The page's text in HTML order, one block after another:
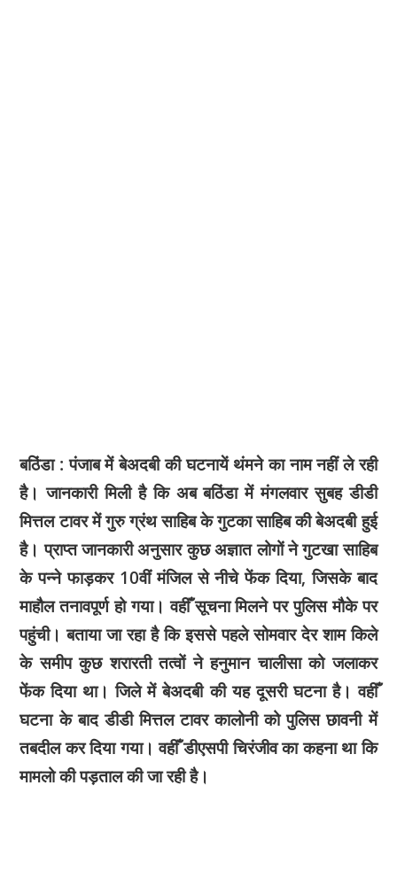
बठिंडा : पंजाब में बेअदबी की घटनायें थंमने का नाम नहीं ले रही
है। जानकारी मिली है कि अब बठिंडा में मंगलवार सुबह डीडी
मित्तल टावर में गुरु ग्रंथ साहिब के गुटका साहिब की बेअदबी हुई
है। प्राप्त जानकारी अनुसार कुछ अज्ञात लोगों ने गुटखा साहिब
के पन्ने फाड़कर 10वीं मंजिल से नीचे फेंक दिया, जिसके बाद
माहौल तनावपूर्ण हो गया। वहीँ सूचना मिलने पर पुलिस मौके पर
पहुंची। बताया जा रहा है कि इससे पहले सोमवार देर शाम किले
के समीप कुछ शरारती तत्वों ने हनुमान चालीसा को जलाकर
फेंक दिया था। जिले में बेअदबी की यह दूसरी घटना है। वहीँ
घटना के बाद डीडी मित्तल टावर कालोनी को पुलिस छावनी में
तबदील कर दिया गया। वहीँ डीएसपी चिरंजीव का कहना था कि
मामलो की पड़ताल की जा रही है।